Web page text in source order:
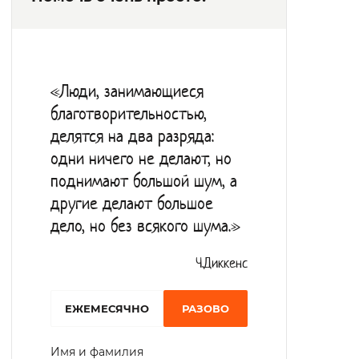
Постояльцы имеют возможность
пользоваться телевизорами,
компьютерами с выходом в интернет,
домашними кинотеатрами и
музыкальными центрами. К их услугам –
библиотека с богатым книжным фондом.
Действуют кружки по интересам под
педагога-организатора. Организуются
экскурсии, посещение выставок, концерты
«Люди, занимающиеся
благотворительностью,
делятся на два разряда:
одни ничего не делают, но
поднимают большой шум, а
другие делают большое
дело, но без всякого шума.»
Ч.Диккенс
EЖЕМЕСЯЧНО РАЗОВО
Имя и фамилия